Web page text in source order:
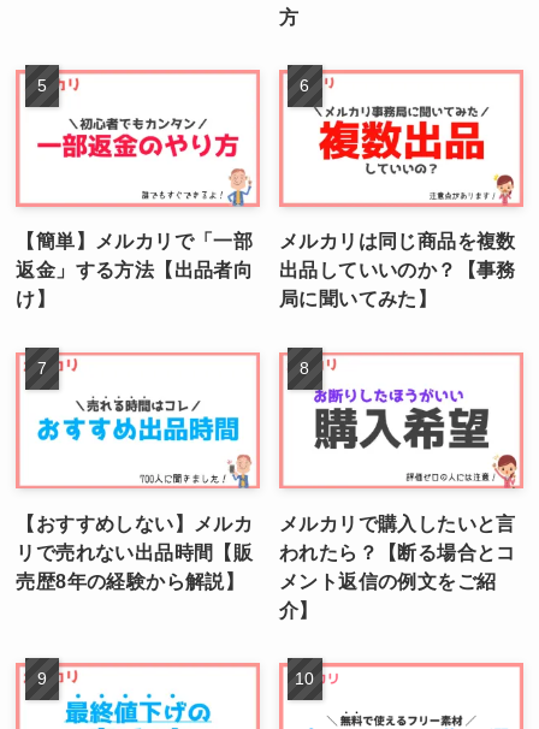
方
【簡単】メルカリで「一部
返金」する方法【出品者向
け】
メルカリは同じ商品を複数
出品していいのか？【事務
局に聞いてみた】
【おすすめしない】メルカ
リで売れない出品時間【販
売歴8年の経験から解説】
メルカリで購入したいと言
われたら？【断る場合とコ
メント返信の例文をご紹
介】